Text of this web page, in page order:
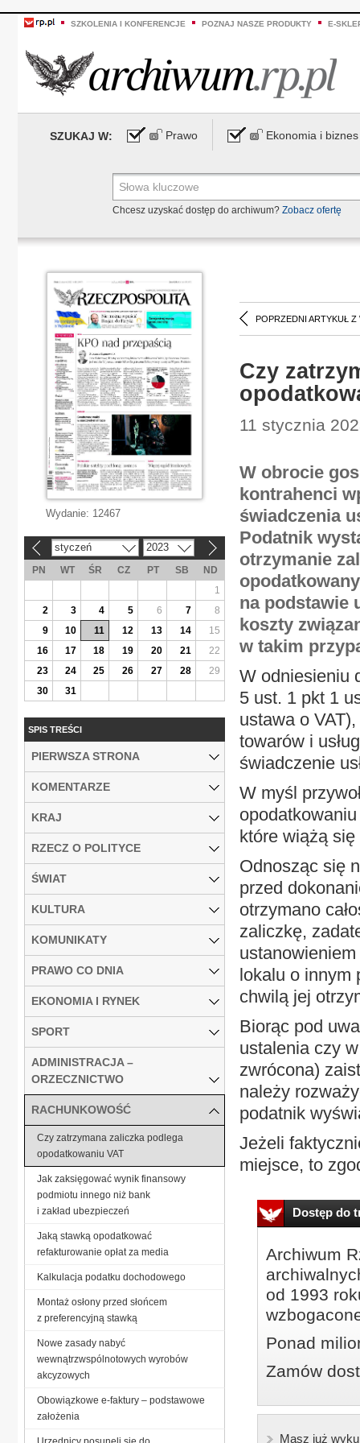
SZKOLENIA I KONFERENCJE POZNAJ NASZE PRODUKTY E-
SZUKAJ W: Prawo Ekonomia i biznes
Chcesz uzyskać dostęp do archiwum? Zobacz ofertę
POPRZEDNI ARTYKUŁ Z
Czy
11 stycznia
W obrocie
kontrahenci
świadczenia
Podatnik
otrzymanie
na podstawie
koszty
w takim
W odniesieniu
5 ust. 1 pkt 1
ustawa o
towarów i
świadczenie
W myśl
które wiążą
Odnosząc się
przed
otrzymano
zaliczkę,
lokalu o innym
chwilą jej
Biorąc pod
ustalenia czy
zwrócona)
należy
podatnik
Jeżeli
miejsce, to
Dostęp do
Archiwum
od 1993
Ponad
Zamów
Masz już
Wydanie: 12467
styczeń 2023
PN WT ŚR CZ PT SB
ND
1
2
3 4 5 6 7
8
9
10 11 12 13 14
15
16
17 18 19 20 21
22
23
24 25 26 27 28
29
30
31
SPIS TREŚCI
PIERWSZA STRONA
KOMENTARZE
KRAJ
RZECZ O POLITYCE
ŚWIAT
KULTURA
KOMUNIKATY
PRAWO CO DNIA
EKONOMIA I RYNEK
SPORT
ADMINISTRACJA –
ORZECZNICTWO
RACHUNKOWOŚĆ
Czy zatrzymana zaliczka podlega
opodatkowaniu VAT
Jak zaksięgować wynik finansowy
podmiotu innego niż bank
i zakład ubezpieczeń
Jaką stawką opodatkować
refakturowanie opłat za media
Kalkulacja podatku dochodowego
Montaż osłony przed słońcem
z preferencyjną stawką
Nowe zasady nabyć
wewnątrzwspólnotowych wyrobów
akcyzowych
Obowiązkowe e-faktury – podstawowe
założenia